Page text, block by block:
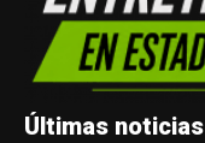
Últimas noticias